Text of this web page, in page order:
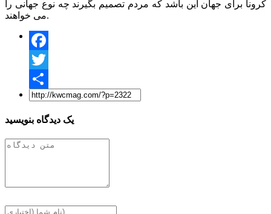
کرونا برای جهان این باشد که مردم تصمیم بگیرند چه نوع جهانی را
می خواهند.
Facebook
Twitter
Share
یک دیدگاه بنویسید